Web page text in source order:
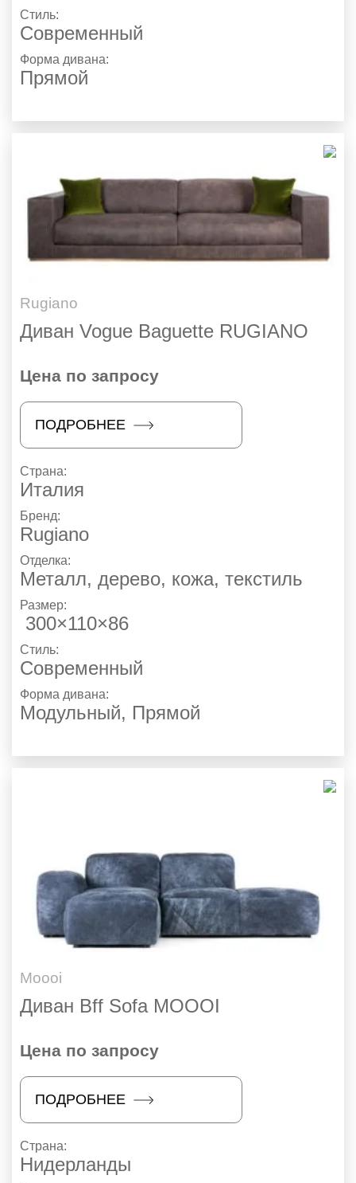
Стиль:
Современный
Форма дивана:
Прямой
Rugiano
Диван Vogue Baguette RUGIANO
Цена по запросу
ПОДРОБНЕЕ
Страна:
Италия
Бренд:
Rugiano
Отделка:
Металл, дерево, кожа, текстиль
Размер:
300×110×86
Стиль:
Современный
Форма дивана:
Модульный, Прямой
Moooi
Диван Bff Sofa MOOOI
Цена по запросу
ПОДРОБНЕЕ
Страна:
Нидерланды